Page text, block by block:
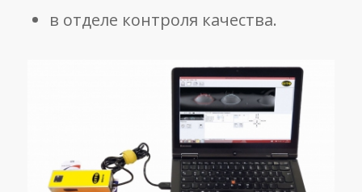
в отделе контроля качества.